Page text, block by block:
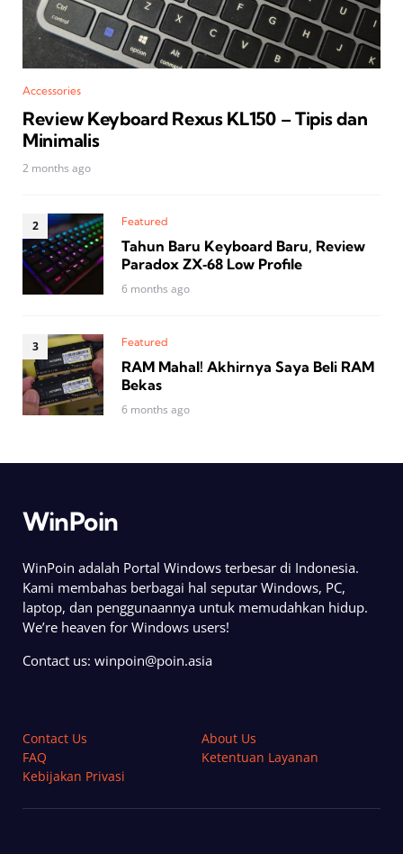
Accessories
Review Keyboard Rexus KL150 – Tipis dan
Minimalis
2 months ago
Featured
Tahun Baru Keyboard Baru, Review
Paradox ZX‑68 Low Profile
6 months ago
Featured
RAM Mahal! Akhirnya Saya Beli RAM
Bekas
6 months ago
WinPoin
WinPoin adalah Portal Windows terbesar di Indonesia.
Kami membahas berbagai hal seputar Windows, PC,
laptop, dan penggunaannya untuk memudahkan hidup.
We’re heaven for Windows users!
Contact us: winpoin@poin.asia
Contact Us
About Us
FAQ
Ketentuan Layanan
Kebijakan Privasi